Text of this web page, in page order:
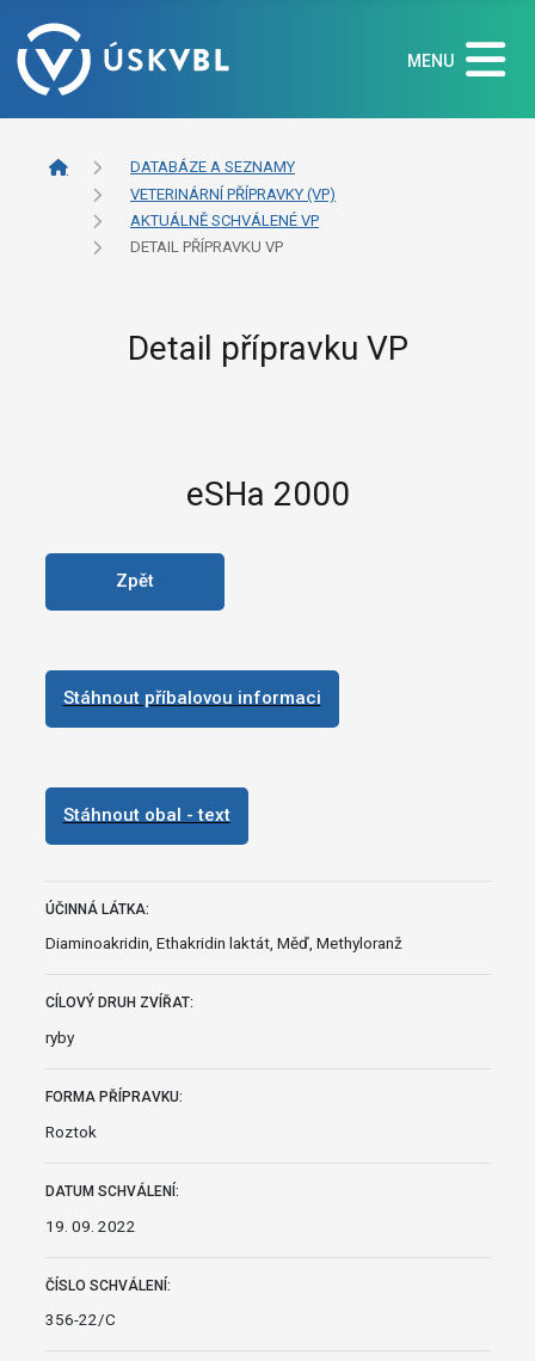
MENU
DATABÁZE A SEZNAMY
VETERINÁRNÍ PŘÍPRAVKY (VP)
AKTUÁLNĚ SCHVÁLENÉ VP
DETAIL PŘÍPRAVKU VP
Detail přípravku VP
eSHa 2000
Zpět
Stáhnout příbalovou informaci
Stáhnout obal - text
ÚČINNÁ LÁTKA:
Diaminoakridin, Ethakridin laktát, Měď, Methyloranž
CÍLOVÝ DRUH ZVÍŘAT:
ryby
FORMA PŘÍPRAVKU:
Roztok
DATUM SCHVÁLENÍ:
19. 09. 2022
ČÍSLO SCHVÁLENÍ:
356-22/C